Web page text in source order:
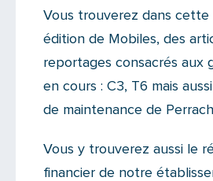
Vous trouverez dans cette
édition de Mobiles, des
reportages consacrés aux
en cours : C3, T6 mais
de maintenance de
Vous y trouverez aussi le
financier de notre